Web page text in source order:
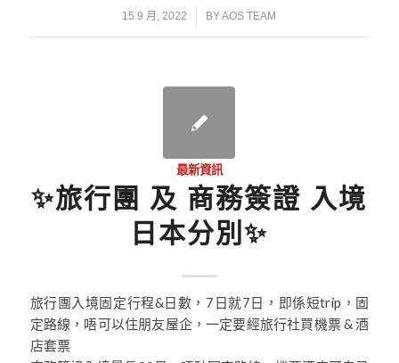
15 9 月, 2022
/ BYAOS TEAM
最新資訊
✨旅行團 及 商務簽證 入境
日本分別✨
旅行團入境固定行程&日數，7日就7日，即係短trip，固
定路線，唔可以住朋友屋企，一定要經旅行社買機票 & 酒
店套票